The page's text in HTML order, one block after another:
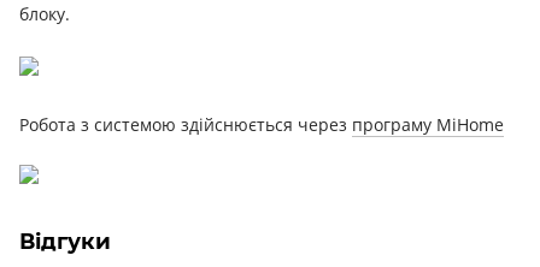
блоку.
Робота з системою здійснюється через програму MiHome
Відгуки